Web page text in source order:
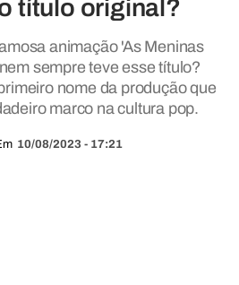
título original?
animação 'As Meninas
sempre teve esse título?
nome da produção que
marco na cultura pop.
10/08/2023 - 17:21